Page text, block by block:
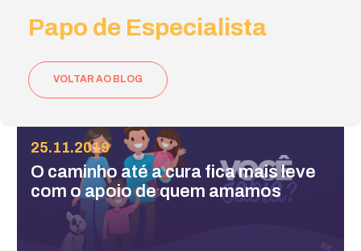
Papo de Especialista
VOLTAR AO BLOG
25.11.2019
O caminho até a cura fica mais leve
com o apoio de quem amamos